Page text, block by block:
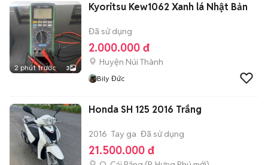
2 phút trước 3
Kyoritsu Kew1062 Xanh lá Nhật Bản
Đã sử dụng
2.000.000 đ
Huyện Núi Thành
Bily Đức
Honda SH 125 2016 Trắng
2016 Tay ga Đã sử dụng
21.500.000 đ